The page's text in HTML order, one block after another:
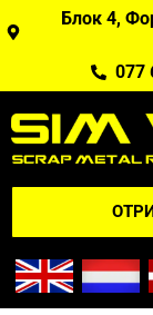
Блок 4,
077